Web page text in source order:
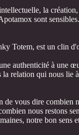
la
sont
Totem, est un clin
authenticité à une
la relation qui nous lie
vous dire combien
nous restons
notre bon sens